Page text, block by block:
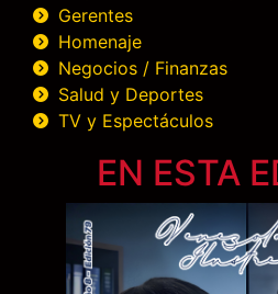
Gerentes
Homenaje
Negocios / Finanzas
Salud y Deportes
TV y Espectáculos
EN ESTA